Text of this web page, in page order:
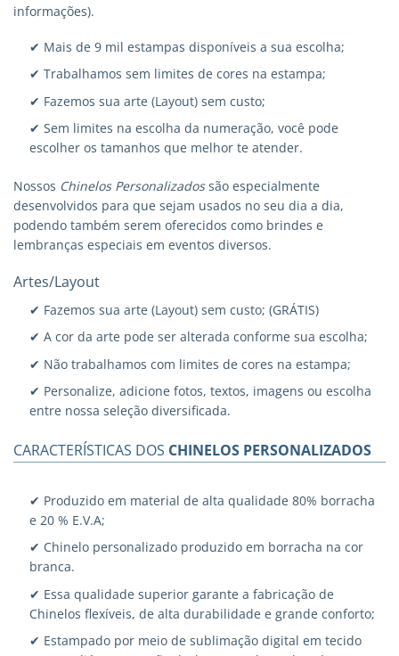
informações).
✔ Mais de 9 mil estampas disponíveis a sua escolha;
✔ Trabalhamos sem limites de cores na estampa;
✔ Fazemos sua arte (Layout) sem custo;
✔ Sem limites na escolha da numeração, você pode
escolher os tamanhos que melhor te atender.
Nossos Chinelos Personalizadossão especialmente
desenvolvidos para que sejam usados no seu dia a dia,
podendo também serem oferecidos como brindes e
lembranças especiais em eventos diversos.
Artes/Layout
✔ Fazemos sua arte (Layout) sem custo; (GRÁTIS)
✔ A cor da arte pode ser alterada conforme sua escolha;
✔ Não trabalhamos com limites de cores na estampa;
✔ Personalize, adicione fotos, textos, imagens ou escolha
entre nossa seleção diversificada.
CARACTERÍSTICAS DOS CHINELOS PERSONALIZADOS
✔ Produzido em material de alta qualidade 80% borracha
e 20 % E.V.A;
✔ Chinelo personalizado produzido em borracha na cor
branca.
✔ Essa qualidade superior garante a fabricação de
Chinelos flexíveis, de alta durabilidade e grande conforto;
✔ Estampado por meio de sublimação digital em tecido